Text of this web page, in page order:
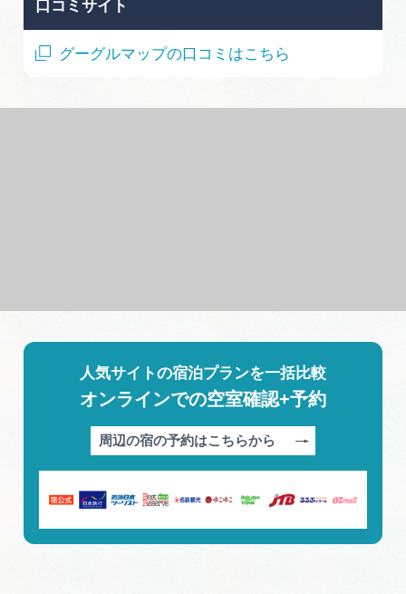
口コミサイト
グーグルマップの口コミはこちら
人気サイトの宿泊プランを一括比較
オンラインでの空室確認+予約
周辺の宿の予約はこちらから